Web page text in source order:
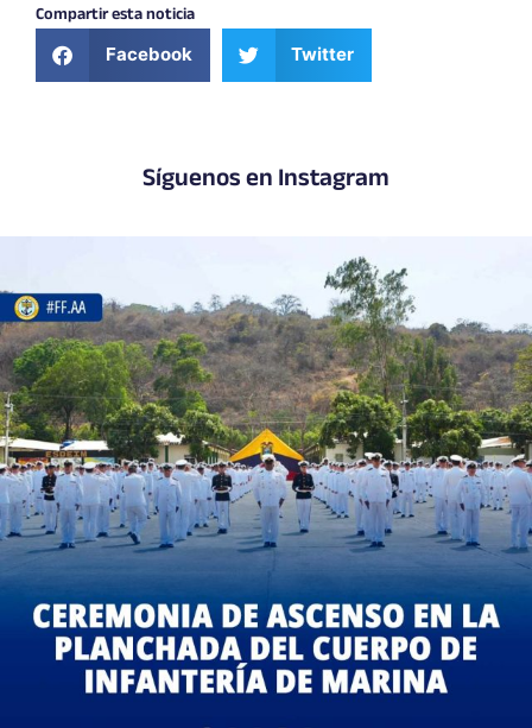
Compartir esta noticia
Facebook Twitter
Síguenos en Instagram